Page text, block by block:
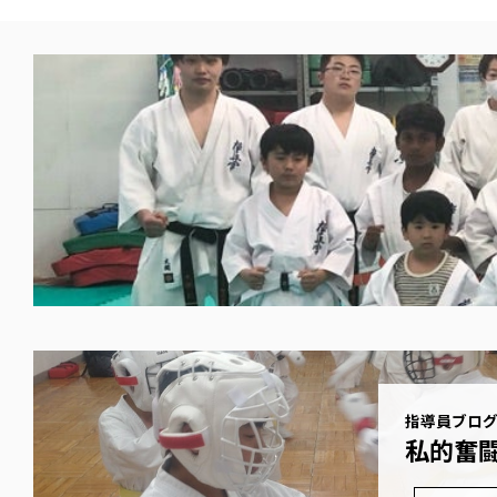
指導員ブログ
私的奮